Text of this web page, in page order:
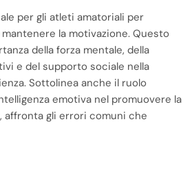
per gli atleti amatoriali per
la motivazione. Questo
della forza mentale, della
e del supporto sociale nella
Sottolinea anche il ruolo
emotiva nel promuovere la
affronta gli errori comuni che